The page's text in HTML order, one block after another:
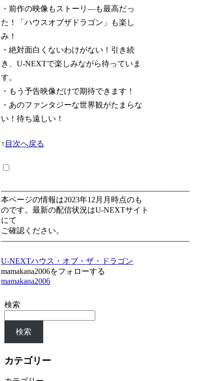
・前作の映像もストーリ―も最高だっ
た！「ハウスオブザドラゴン」も楽し
み！
・絶対面白くないわけがない！引き続
き、U-NEXTで楽しみながら待っていま
す。
・もう予告映像だけで期待できます！
・あのファンタジーな世界観がたまらな
い！待ち遠しい！
↑ 目次へ戻る
————————————————————————
本ページの情報は2023年12月月時点のも
のです。最新の配信状況はU-NEXTサイト
にて
ご確認ください。
————————————————————————
U-NEXTハウス・オブ・ザ・ドラゴン
mamakana2006をフォローする
mamakana2006
検索
検索
カテゴリー